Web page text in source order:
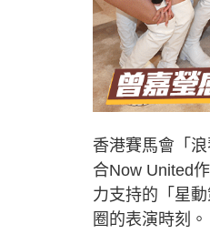
香港賽馬會「
合Now United
力支持的「星
圈的表演時刻。